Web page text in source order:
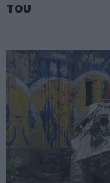
του